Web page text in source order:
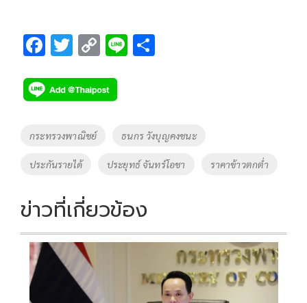
F
e
b
o
o
k
T
tt
er
C
p
y
n
k
Li
Tags
กระทรวงพาณิชย์ ธนกร วังบุญคงชนะ
ประกันรายได้ ประยุทธ์ จันทร์โอชา ราคาข้าวตกต่ำ
ข่าวที่เกี่ยวข้อง